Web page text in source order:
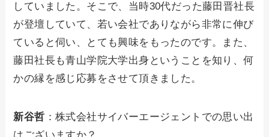
していました。そこで、当時30代だった藤田晋社長
が登壇していて、若い会社でありながら非常に伸び
ていると伺い、とても興味をもったのです。また、
藤田社長も青山学院大学出身ということを知り、何
かの縁を感じ応募をさせて頂きました。
新谷哲 ：株式会社サイバーエージェントでの思い出